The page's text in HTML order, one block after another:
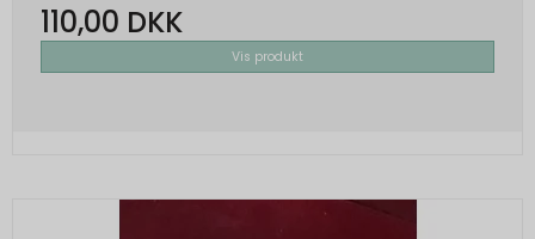
110,00 DKK
Vis produkt